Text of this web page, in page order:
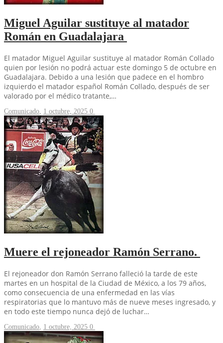
Miguel Aguilar sustituye al matador
Román en Guadalajara
El matador Miguel Aguilar sustituye al matador Román Collado
quien por lesión no podrá actuar este domingo 5 de octubre en
Guadalajara. Debido a una lesión que padece en el hombro
izquierdo el matador español Román Collado, después de ser
valorado por el médico tratante,…
Comunicado 1 octubre, 2025 0
Muere el rejoneador Ramón Serrano.
El rejoneador don Ramón Serrano falleció la tarde de este
martes en un hospital de la Ciudad de México, a los 79 años,
como consecuencia de una enfermedad en las vías
respiratorias que lo mantuvo más de nueve meses ingresado, y
en todo este tiempo nunca dejó de luchar…
Comunicado 1 octubre, 2025 0